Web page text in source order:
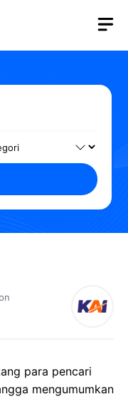
para pencari
mengumumkan